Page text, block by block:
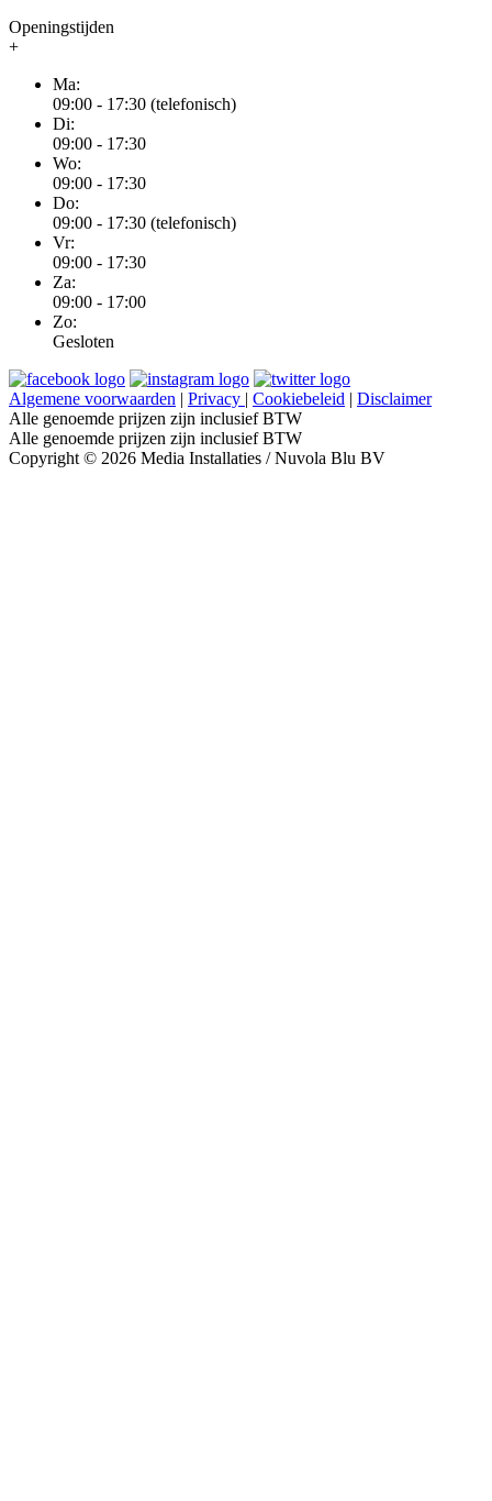
Openingstijden
+
Ma:
09:00 - 17:30 (telefonisch)
Di:
09:00 - 17:30
Wo:
09:00 - 17:30
Do:
09:00 - 17:30 (telefonisch)
Vr:
09:00 - 17:30
Za:
09:00 - 17:00
Zo:
Gesloten
Algemene voorwaarden | Privacy | Cookiebeleid | Disclaimer
Alle genoemde prijzen zijn inclusief BTW
Alle genoemde prijzen zijn inclusief BTW
Copyright © 2026 Media Installaties / Nuvola Blu BV